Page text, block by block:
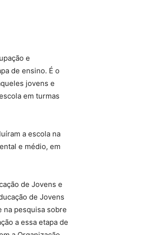
e
de ensino. É o
jovens e
em turmas
a escola na
e médio, em
de Jovens e
de Jovens
na pesquisa sobre
a essa etapa de